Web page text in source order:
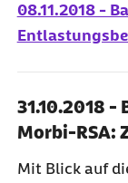
08.11.2018 -
31.10.2018 -
Morbi-RSA:
Mit Blick auf